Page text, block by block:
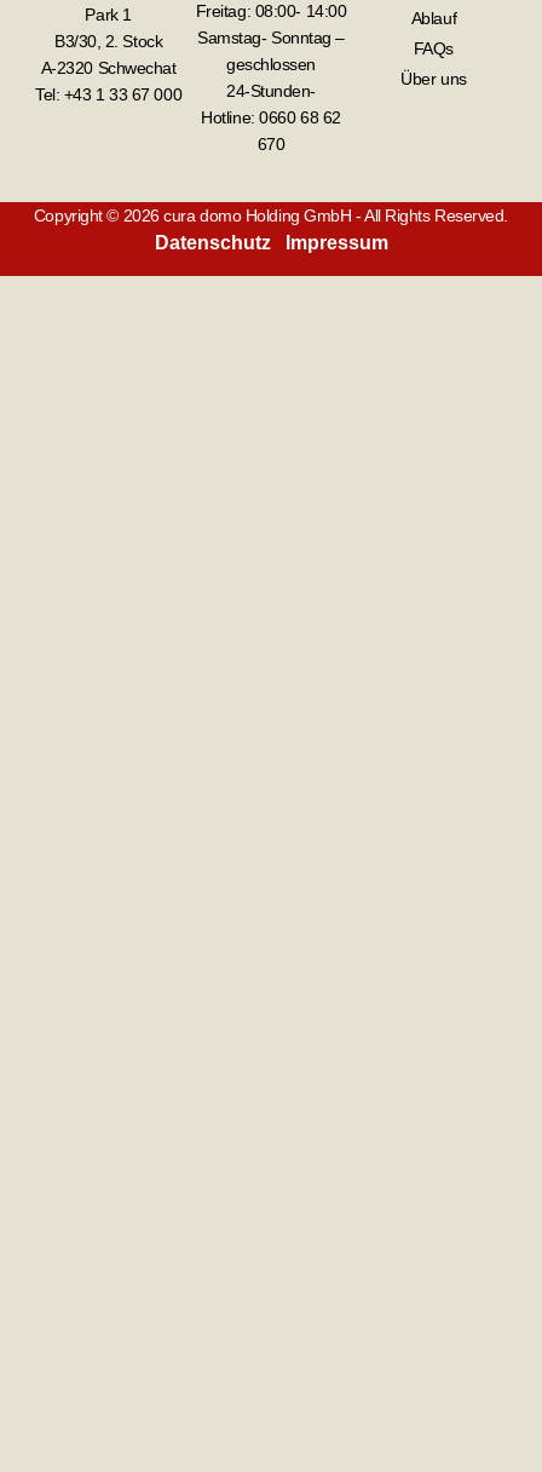
Park 1
B3/30, 2. Stock
A-2320 Schwechat
Tel: +43 1 33 67 000
Freitag: 08:00- 14:00
Samstag- Sonntag –
geschlossen
24-Stunden-
Hotline: 0660 68 62
670
Ablauf
FAQs
Über uns
Copyright © 2026 cura domo Holding GmbH - All Rights Reserved.
Datenschutz Impressum